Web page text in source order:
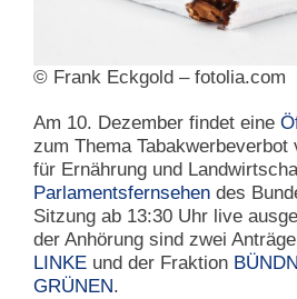
© Frank Eckgold – fotolia.com
Am 10. Dezember findet eine
zum Thema
für Ernährung und
Parlamentsfernsehen des
Sitzung ab 13:30 Uhr live
der Anhörung sind zwei
LINKE und der Fraktion
GRÜNEN.